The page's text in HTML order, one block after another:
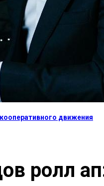
движения
ролл